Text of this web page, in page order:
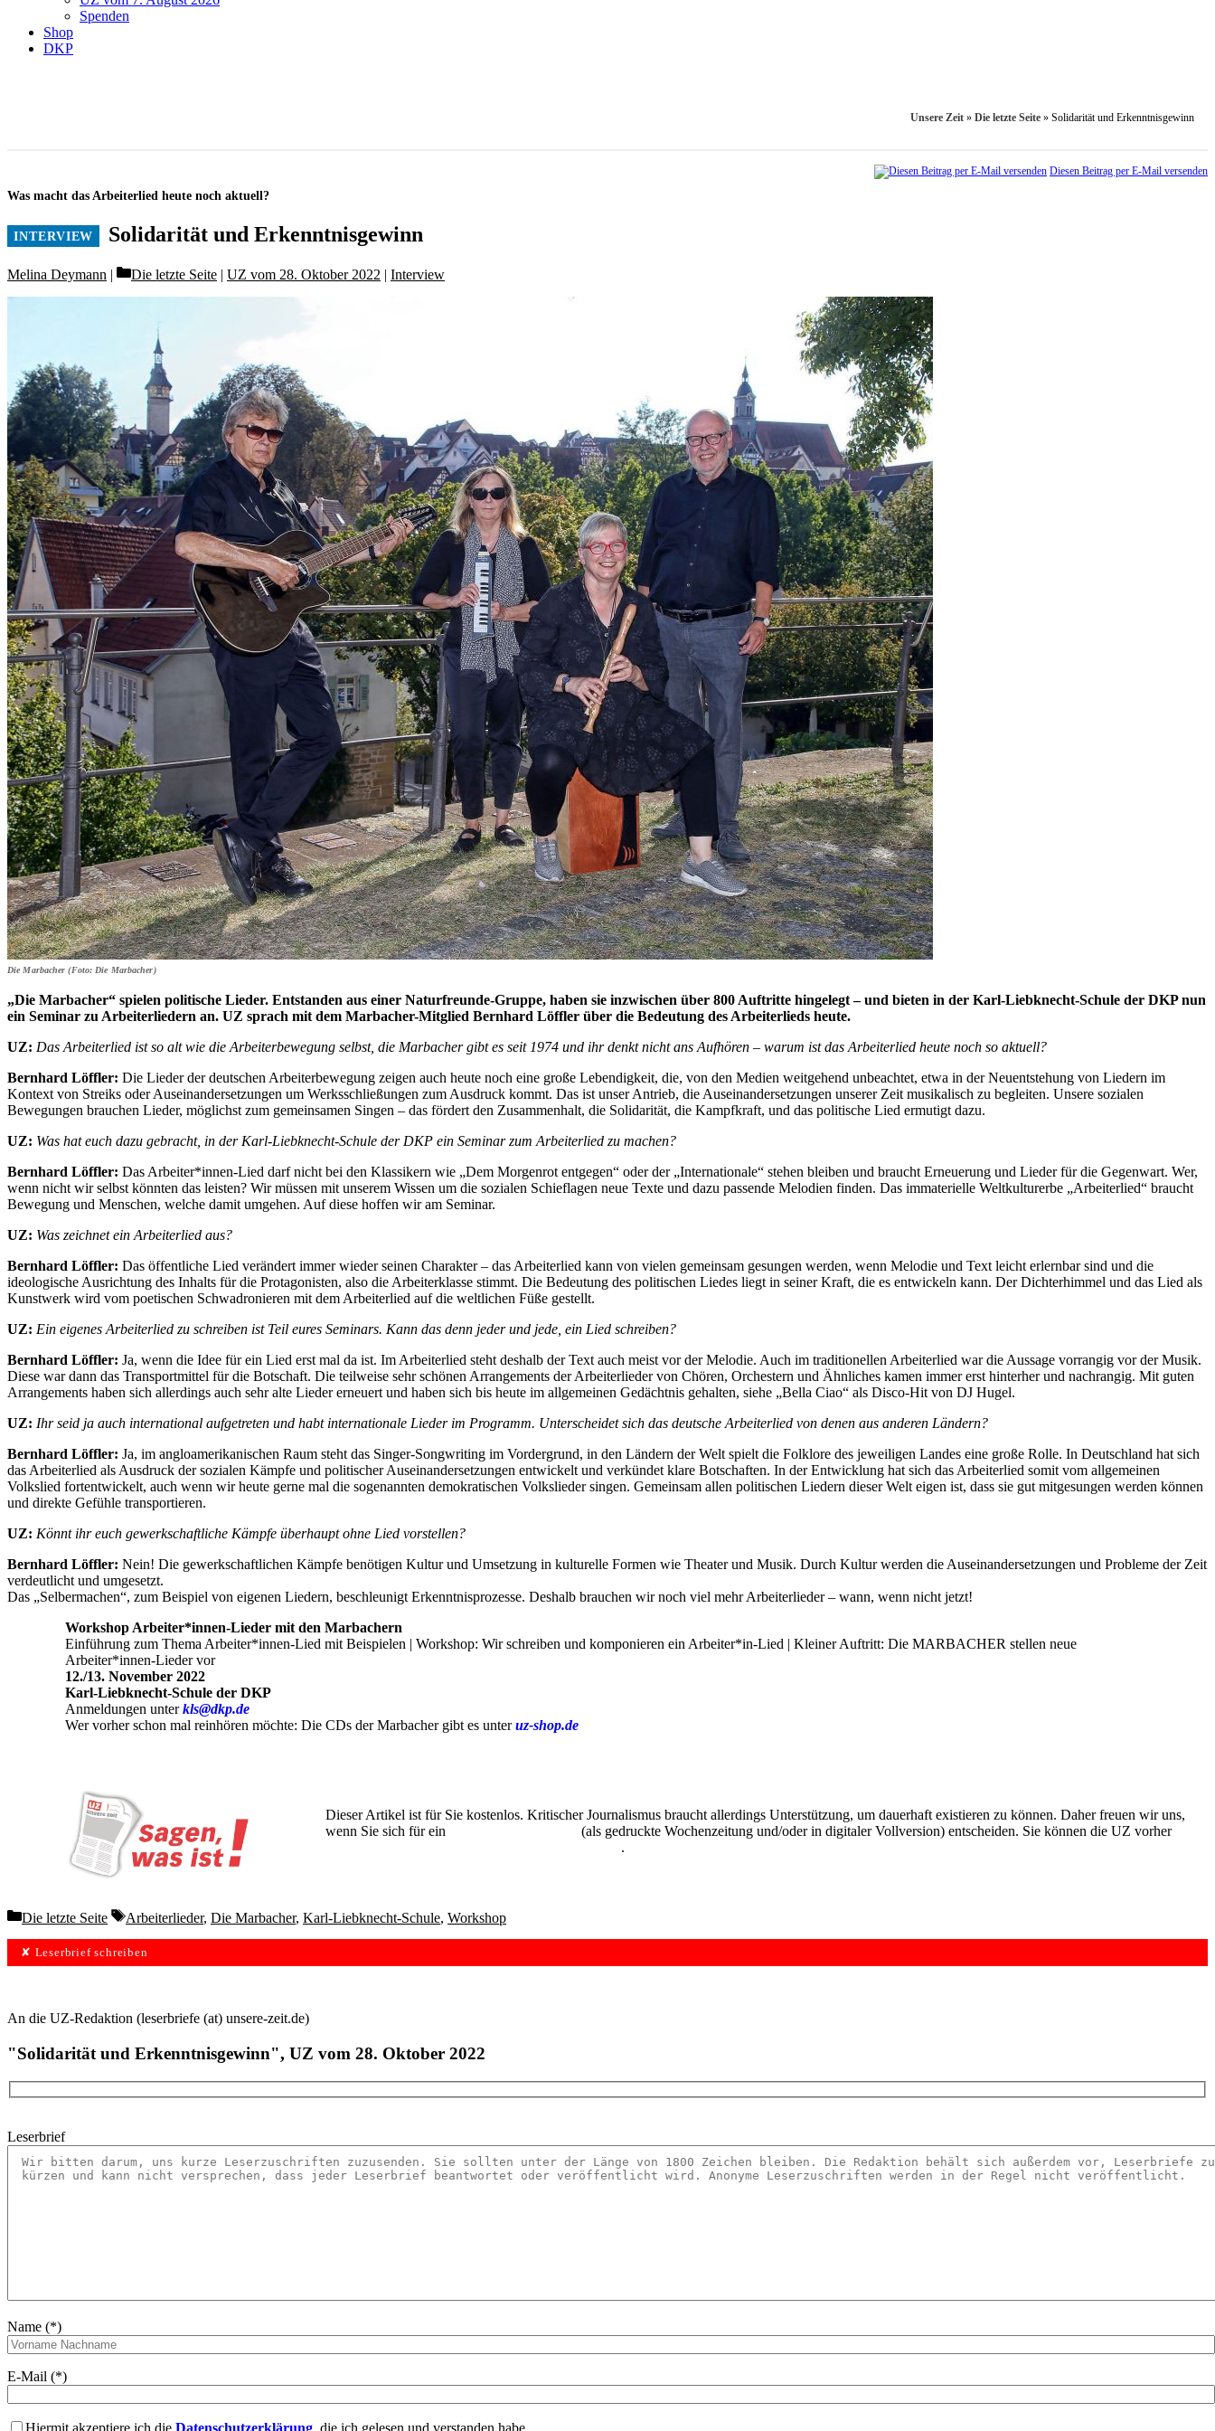
Spenden
Shop
DKP
Unsere Zeit » Die letzte Seite » Solidarität und Erkenntnisgewinn
Diesen Beitrag per E-Mail versenden
Was macht das Arbeiterlied heute noch aktuell?
Solidarität und Erkenntnisgewinn
Melina Deymann Categories
Die letzte Seite | UZ vom 28. Oktober 2022 | Interview
Die Marbacher (Foto: Die Marbacher)
„Die Marbacher“ spielen politische Lieder. Entstanden aus einer Naturfreunde-Gruppe, haben sie inzwischen über 800 Auftritte hingelegt – und bieten in der Karl-Liebknecht-Schule der DKP nun
ein Seminar zu Arbeiterliedern an. UZ sprach mit dem Marbacher-Mitglied Bernhard Löffler über die Bedeutung des Arbeiterlieds heute.
UZ: Das Arbeiterlied ist so alt wie die Arbeiterbewegung selbst, die Marbacher gibt es seit 1974 und ihr denkt nicht ans Aufhören – warum ist das Arbeiterlied heute noch so aktuell?
Bernhard Löffler: Die Lieder der deutschen Arbeiterbewegung zeigen auch heute noch eine große Lebendigkeit, die, von den Medien weitgehend unbeachtet, etwa in der Neuentstehung von Liedern im
Kontext von Streiks oder Auseinandersetzungen um Werksschließungen zum Ausdruck kommt. Das ist unser Antrieb, die Auseinandersetzungen unserer Zeit musikalisch zu begleiten. Unsere sozialen
Bewegungen brauchen Lieder, möglichst zum gemeinsamen Singen – das fördert den Zusammenhalt, die Solidarität, die Kampfkraft, und das politische Lied ermutigt dazu.
UZ: Was hat euch dazu gebracht, in der Karl-Liebknecht-Schule der DKP ein Seminar zum Arbeiterlied zu machen?
Bernhard Löffler: Das Arbeiter*innen-Lied darf nicht bei den Klassikern wie „Dem Morgenrot entgegen“ oder der „Internationale“ stehen bleiben und braucht Erneuerung und Lieder für die Gegenwart. Wer,
wenn nicht wir selbst könnten das leisten? Wir müssen mit unserem Wissen um die sozialen Schieflagen neue Texte und dazu passende Melodien finden. Das immaterielle Weltkulturerbe „Arbeiterlied“ braucht
Bewegung und Menschen, welche damit umgehen. Auf diese hoffen wir am Seminar.
UZ: Was zeichnet ein Arbeiterlied aus?
Bernhard Löffler: Das öffentliche Lied verändert immer wieder seinen Charakter – das Arbeiterlied kann von vielen gemeinsam gesungen werden, wenn Melodie und Text leicht erlernbar sind und die
ideologische Ausrichtung des Inhalts für die Protagonisten, also die Arbeiterklasse stimmt. Die Bedeutung des politischen Liedes liegt in seiner Kraft, die es entwickeln kann. Der Dichterhimmel und das Lied als
Kunstwerk wird vom poetischen Schwadronieren mit dem Arbeiterlied auf die weltlichen Füße gestellt.
UZ: Ein eigenes Arbeiterlied zu schreiben ist Teil eures Seminars. Kann das denn jeder und jede, ein Lied schreiben?
Bernhard Löffler: Ja, wenn die Idee für ein Lied erst mal da ist. Im Arbeiterlied steht deshalb der Text auch meist vor der Melodie. Auch im traditionellen Arbeiterlied war die Aussage vorrangig vor der Musik.
Diese war dann das Transportmittel für die Botschaft. Die teilweise sehr schönen Arrangements der Arbeiterlieder von Chören, Orchestern und Ähnliches kamen immer erst hinterher und nachrangig. Mit guten
Arrangements haben sich allerdings auch sehr alte Lieder erneuert und haben sich bis heute im allgemeinen Gedächtnis gehalten, siehe „Bella Ciao“ als Disco-Hit von DJ Hugel.
UZ: Ihr seid ja auch international aufgetreten und habt internationale Lieder im Programm. Unterscheidet sich das deutsche Arbeiterlied von denen aus anderen Ländern?
Bernhard Löffler: Ja, im angloamerikanischen Raum steht das Singer-Songwriting im Vordergrund, in den Ländern der Welt spielt die Folklore des jeweiligen Landes eine große Rolle. In Deutschland hat sich
das Arbeiterlied als Ausdruck der sozialen Kämpfe und politischer Auseinandersetzungen entwickelt und verkündet klare Botschaften. In der Entwicklung hat sich das Arbeiterlied somit vom allgemeinen
Volkslied fortentwickelt, auch wenn wir heute gerne mal die sogenannten demokratischen Volkslieder singen. Gemeinsam allen politischen Liedern dieser Welt eigen ist, dass sie gut mitgesungen werden können
und direkte Gefühle transportieren.
UZ: Könnt ihr euch gewerkschaftliche Kämpfe überhaupt ohne Lied vorstellen?
Bernhard Löffler: Nein! Die gewerkschaftlichen Kämpfe benötigen Kultur und Umsetzung in kulturelle Formen wie Theater und Musik. Durch Kultur werden die Auseinandersetzungen und Probleme der Zeit
verdeutlicht und umgesetzt.
Das „Selbermachen“, zum Beispiel von eigenen Liedern, beschleunigt Erkenntnisprozesse. Deshalb brauchen wir noch viel mehr Arbeiterlieder – wann, wenn nicht jetzt!
Workshop Arbeiter*innen-Lieder mit den Marbachern
Einführung zum Thema Arbeiter*innen-Lied mit Beispielen | Workshop: Wir schreiben und komponieren ein Arbeiter*in-Lied | Kleiner Auftritt: Die MARBACHER stellen neue
Arbeiter*innen-Lieder vor
12./13. November 2022
Karl-Liebknecht-Schule der DKP
Anmeldungen unterkls@dkp.de
Wer vorher schon mal reinhören möchte: Die CDs der Marbacher gibt es unteruz-shop.de
Dieser Artikel ist für Sie kostenlos. Kritischer Journalismus braucht allerdings Unterstützung, um dauerhaft existieren zu können. Daher freuen wir uns,
wenn Sie sich für ein
(als gedruckte Wochenzeitung und/oder in digitaler Vollversion) entscheiden. Sie können die UZ vorher
.
Categories
Die letzte Seite Tags
Arbeiterlieder, Die Marbacher, Karl-Liebknecht-Schule, Workshop
✘ Leserbrief schreiben
An die UZ-Redaktion (leserbriefe (at) unsere-zeit.de)
"Solidarität und Erkenntnisgewinn", UZ vom 28. Oktober 2022
Leserbrief
Name (*)
E-Mail (*)